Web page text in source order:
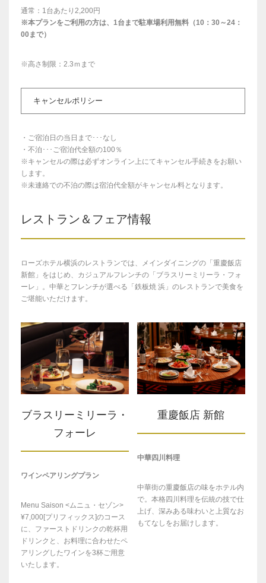
通常：1台あたり2,200円
※本プランをご利用の方は、1台まで駐車場利用無料（10：30～24：
00まで）
※高さ制限：2.3ｍまで
キャンセルポリシー
・ご宿泊日の当日まで･･･なし
・不泊･･･ご宿泊代全額の100％
※キャンセルの際は必ずオンライン上にてキャンセル手続きをお願い
します。
※未連絡での不泊の際は宿泊代全額がキャンセル料となります。
レストラン＆フェア情報
ローズホテル横浜のレストランでは、メインダイニングの「重慶飯店
新館」をはじめ、カジュアルフレンチの「ブラスリーミリーラ・フォ
ーレ」。中華とフレンチが選べる「鉄板焼 浜」のレストランで美食を
ご堪能いただけます。
ブラスリーミリーラ・
フォーレ
ワインペアリングプラン
Menu Saison <ムニュ・セゾン>
¥7,000[プリフィックス]のコース
に、ファーストドリンクの乾杯用
ドリンクと、お料理に合わせたペ
アリングしたワインを3杯ご用意
いたします。
重慶飯店 新館
中華四川料理
中華街の重慶飯店の味をホテル内
で。本格四川料理を伝統の技で仕
上げ、深みある味わいと上質なお
もてなしをお届けします。